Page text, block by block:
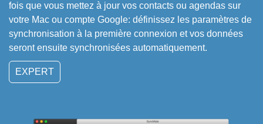
fois que vous mettez à jour vos contacts ou agendas sur
votre Mac ou compte Google: définissez les paramètres de
synchronisation à la première connexion et vos données
seront ensuite synchronisées automatiquement.
EXPERT